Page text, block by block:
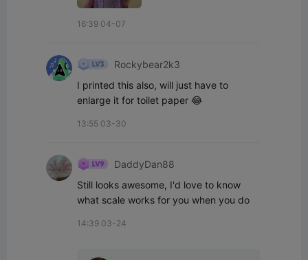
16:39 04-07
Rockybear2k3
I printed this also, will just have to
enlarge it for toilet paper 😂
13:55 03-30
DaddyDan88
Still looks awesome, I'd love to know
what scale works for you when you do
14:39 03-24